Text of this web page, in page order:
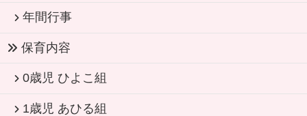
年間行事
保育内容
0歳児 ひよこ組
1歳児 あひる組